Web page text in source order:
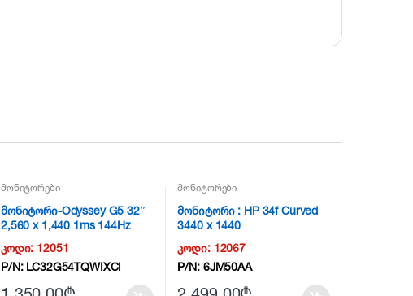
მონიტორები
მონიტორი-Odyssey G5 32″
2,560 x 1,440 1ms 144Hz
კოდი: 12051
P/N: LC32G54TQWIXCI
მონიტორები
მონიტორი : HP 34f Curved
3440 x 1440
კოდი: 12067
P/N: 6JM50AA